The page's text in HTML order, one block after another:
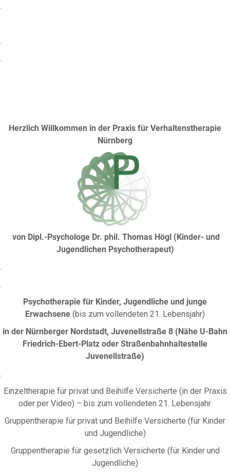
.
.
.
Herzlich Willkommen in der Praxis für Verhaltenstherapie
Nürnberg
von Dipl.-Psychologe Dr. phil. Thomas Högl (Kinder- und
Jugendlichen Psychotherapeut)
.
.
Psychotherapie für Kinder, Jugendliche und junge
Erwachsene (bis zum vollendeten 21. Lebensjahr)
in der Nürnberger Nordstadt, Juvenellstraße 8 (Nähe U-Bahn
Friedrich-Ebert-Platz oder Straßenbahnhaltestelle
Juvenellstraße)
.
Einzeltherapie für privat und Beihilfe Versicherte (in der Praxis
oder per Video) – bis zum vollendeten 21. Lebensjahr.
Gruppentherapie für privat und Beihilfe Versicherte (für Kinder
und Jugendliche)
Gruppentherapie für gesetzlich Versicherte (für Kinder und
Jugendliche)